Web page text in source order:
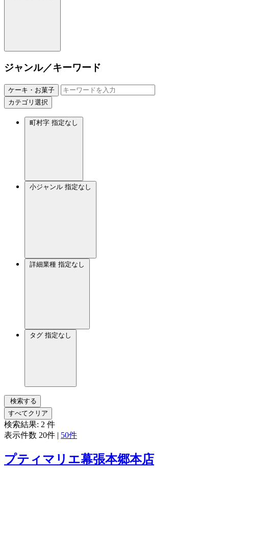
ジャンル／キーワード
ケーキ・お菓子
カテゴリ選択
町村字 指定なし
小ジャンル 指定なし
詳細業種 指定なし
タグ 指定なし
検索する
すべてクリア
検索結果: 2 件
表示件数 20件 | 50件
プティマリエ幕張本郷本店